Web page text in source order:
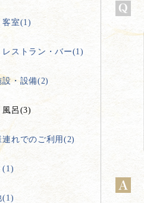
客室(1)
レストラン・バー(1)
設・設備(2)
風呂(3)
連れでのご利用(2)
(1)
(1)